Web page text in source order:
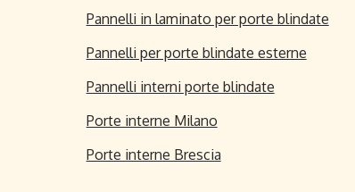
Pannelli in laminato per porte blindate
Pannelli per porte blindate esterne
Pannelli interni porte blindate
Porte interne Milano
Porte interne Brescia